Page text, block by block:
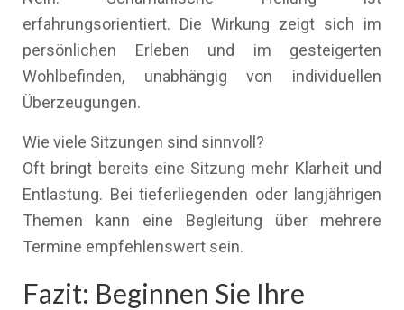
erfahrungsorientiert. Die Wirkung zeigt sich im
persönlichen Erleben und im gesteigerten
Wohlbefinden, unabhängig von individuellen
Überzeugungen.
Wie viele Sitzungen sind sinnvoll?
Oft bringt bereits eine Sitzung mehr Klarheit und
Entlastung. Bei tieferliegenden oder langjährigen
Themen kann eine Begleitung über mehrere
Termine empfehlenswert sein.
Fazit: Beginnen Sie Ihre